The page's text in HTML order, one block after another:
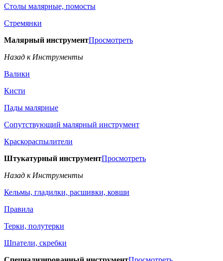
Столы малярные, помосты
Стремянки
Малярный инструментПросмотреть
Назад к Инструменты
Валики
Кисти
Пады малярные
Сопутствующий малярный инструмент
Краскораспылители
Штукатурный инструментПросмотреть
Назад к Инструменты
Кельмы, гладилки, расшивки, ковши
Правила
Терки, полутерки
Шпатели, скребки